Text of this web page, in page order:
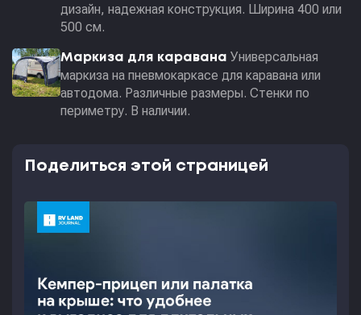
дизайн, надежная конструкция. Ширина 400 или
500 см.
Маркиза для каравана Универсальная
маркиза на пневмокаркасе для каравана или
автодома. Различные размеры. Стенки по
периметру. В наличии.
Поделиться этой страницей